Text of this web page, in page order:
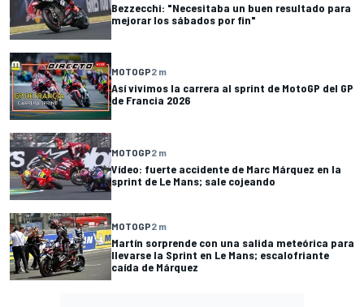
Bezzecchi: "Necesitaba un buen resultado para
mejorar los sábados por fin"
MOTOGP2 m
Así vivimos la carrera al sprint de MotoGP del GP
de Francia 2026
MOTOGP2 m
Vídeo: fuerte accidente de Marc Márquez en la
sprint de Le Mans; sale cojeando
MOTOGP2 m
Martín sorprende con una salida meteórica para
llevarse la Sprint en Le Mans; escalofriante
caída de Márquez